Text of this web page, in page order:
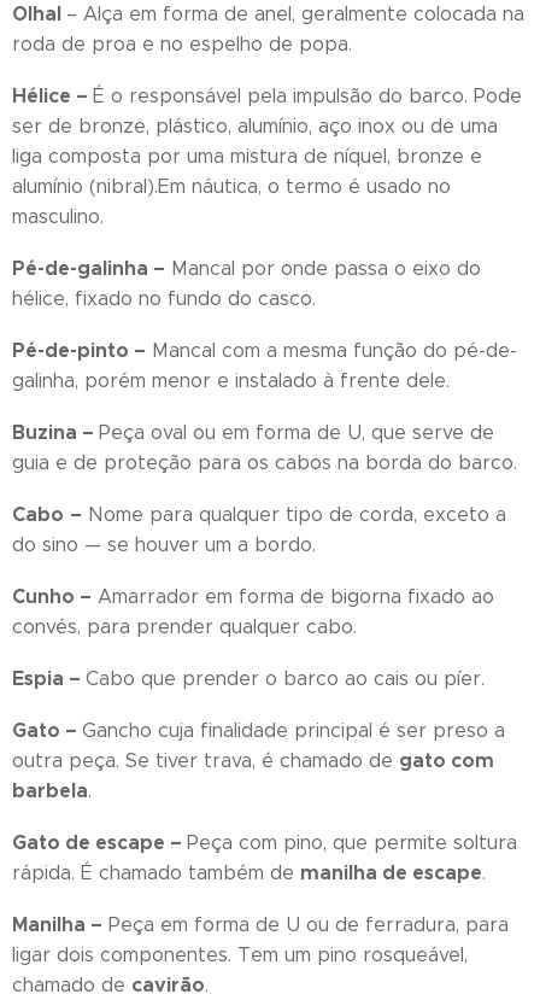
Olhal – Alça em forma de anel, geralmente colocada na
roda de proa e no espelho de popa.
Hélice – É o responsável pela impulsão do barco. Pode
ser de bronze, plástico, alumínio, aço inox ou de uma
liga composta por uma mistura de níquel, bronze e
alumínio (nibral).Em náutica, o termo é usado no
masculino.
Pé-de-galinha – Mancal por onde passa o eixo do
hélice, fixado no fundo do casco.
Pé-de-pinto – Mancal com a mesma função do pé-de-
galinha, porém menor e instalado à frente dele.
Buzina – Peça oval ou em forma de U, que serve de
guia e de proteção para os cabos na borda do barco.
Cabo – Nome para qualquer tipo de corda, exceto a
do sino — se houver um a bordo.
Cunho – Amarrador em forma de bigorna fixado ao
convés, para prender qualquer cabo.
Espia – Cabo que prender o barco ao cais ou píer.
Gato – Gancho cuja finalidade principal é ser preso a
outra peça. Se tiver trava, é chamado de gato com
barbela.
Gato de escape – Peça com pino, que permite soltura
rápida. É chamado também de manilha de escape.
Manilha – Peça em forma de U ou de ferradura, para
ligar dois componentes. Tem um pino rosqueável,
chamado de cavirão.